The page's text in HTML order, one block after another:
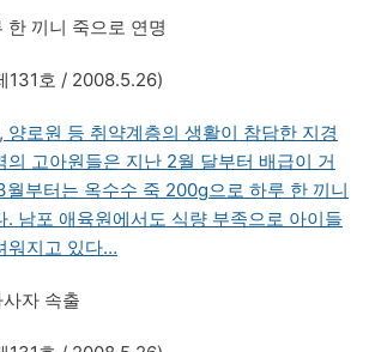
한 끼니 죽으로 연명
131호 / 2008.5.26)
양로원 등 취약계층의 생활이 참담한 지경
의 고아원들은 지난 2월 달부터 배급이 거
부터는 옥수수 죽 200g으로 하루 한 끼니
. 남포 애육원에서도 식량 부족으로 아이들
워지고 있다…
자 속출